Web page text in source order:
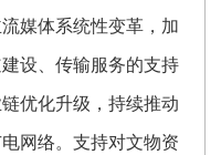
媒体系统性变革，加
设、传输服务的支持
优化升级，持续推动
网络。支持对文物资